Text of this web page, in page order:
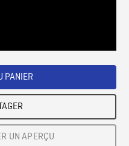
PANIER
UN APERÇU